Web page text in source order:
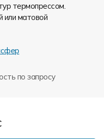
термопрессом.
или матовой
по запросу